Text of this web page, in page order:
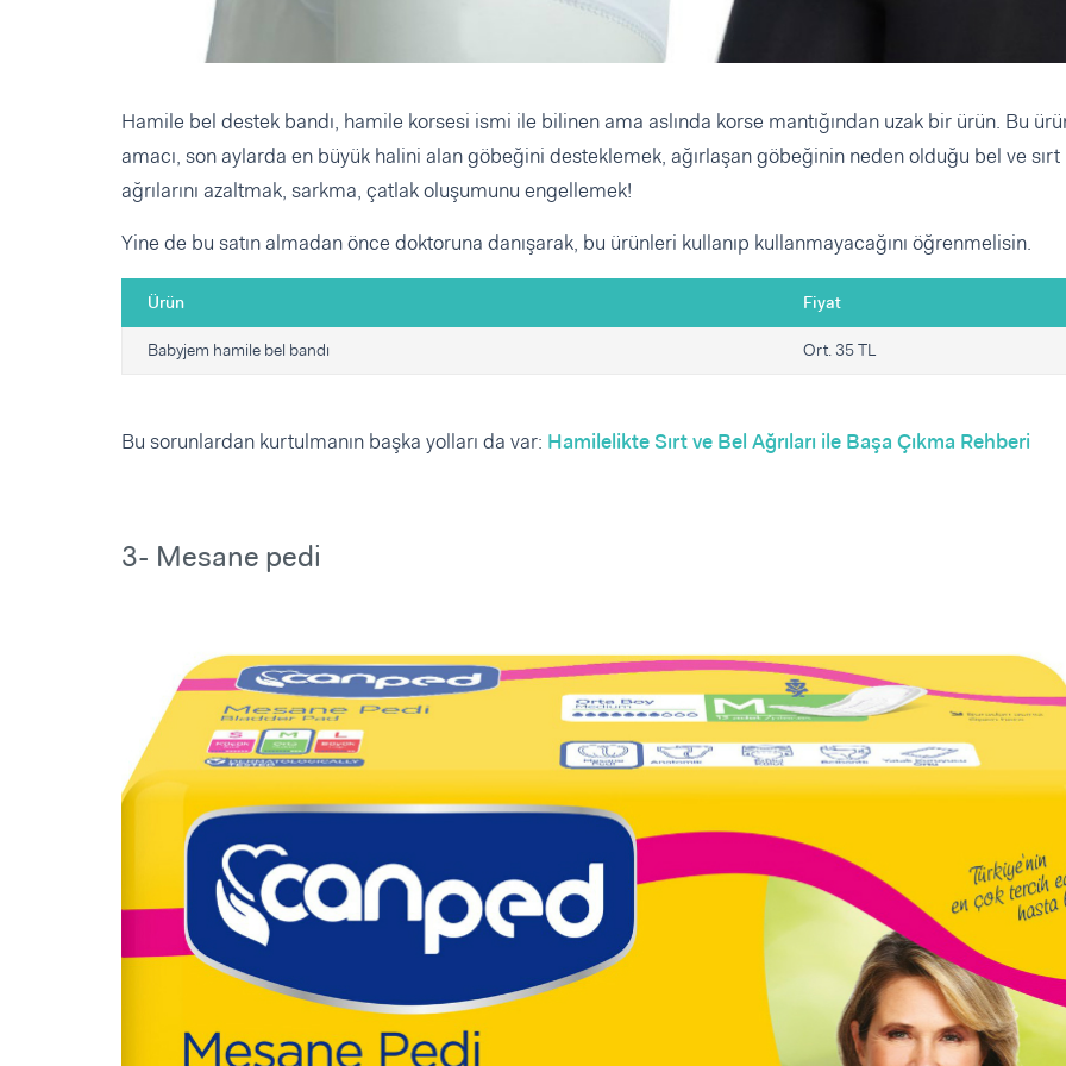
Hamile bel destek bandı, hamile korsesi ismi ile bilinen ama aslında korse mantığından uzak bir ürün. Bu
amacı, son aylarda en büyük halini alan göbeğini desteklemek, ağırlaşan göbeğinin neden olduğu bel ve sırt
ağrılarını azaltmak, sarkma, çatlak oluşumunu engellemek!
Yine de bu satın almadan önce doktoruna danışarak, bu ürünleri kullanıp kullanmayacağını öğrenmelisin.
Ürün Fiyat
Babyjem hamile bel bandı Ort. 35 TL
Bu sorunlardan kurtulmanın başka yolları da var: Hamilelikte Sırt ve Bel Ağrıları ile Başa Çıkma Rehberi
3- Mesane pedi